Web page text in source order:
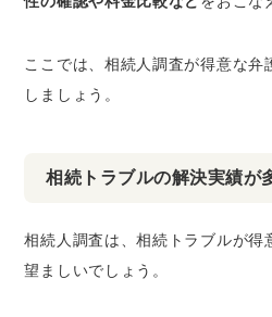
ここでは、相続人調査が得意な弁
しましょう。
相続トラブルの解決実績が
相続人調査は、相続トラブルが得
望ましいでしょう。